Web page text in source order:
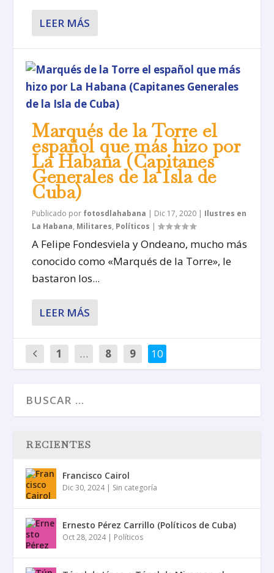
LEER MÁS
Marqués de la Torre el
español que más hizo por
La Habana (Capitanes
Generales de la Isla de
Cuba)
Publicado por fotosdlahabana | Dic 17, 2020 | Ilustres en
La Habana, Militares, Políticos |
A Felipe Fondesviela y Ondeano, mucho más
conocido como «Marqués de la Torre», le
bastaron los...
LEER MÁS
1 … 8 9 10
RECIENTES
Francisco Cairol
Dic 30, 2024| Sin categoría
Ernesto Pérez Carrillo (Políticos de Cuba)
Oct 28, 2024| Políticos